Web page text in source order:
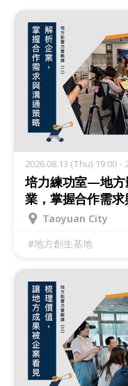
2026.08.13 (Thu) 19:00 -
培力練功室—地方
業，掌握合作需
Taoyuan City
#地方創生基地